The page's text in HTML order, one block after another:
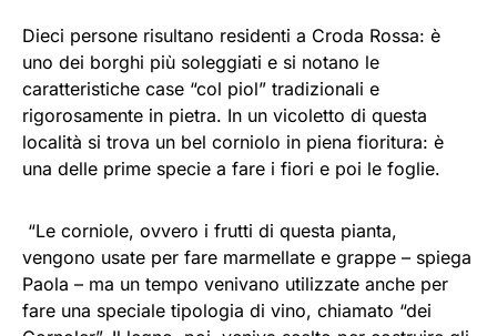
Dieci persone risultano residenti a Croda Rossa: è
uno dei borghi più soleggiati e si notano le
caratteristiche case “col piol” tradizionali e
rigorosamente in pietra. In un vicoletto di questa
località si trova un bel corniolo in piena fioritura: è
una delle prime specie a fare i fiori e poi le foglie.
“Le corniole, ovvero i frutti di questa pianta,
vengono usate per fare marmellate e grappe – spiega
Paola – ma un tempo venivano utilizzate anche per
fare una speciale tipologia di vino, chiamato “dei